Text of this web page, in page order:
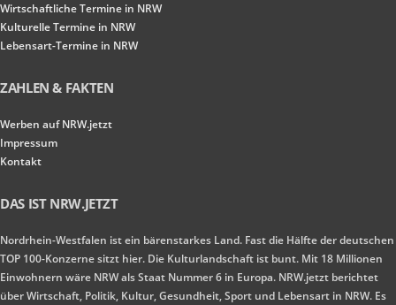
Wirtschaftliche Termine in NRW
Kulturelle Termine in NRW
Lebensart-Termine in NRW
ZAHLEN & FAKTEN
Werben auf NRW.jetzt
Impressum
Kontakt
DAS IST NRW.JETZT
Nordrhein-Westfalen ist ein bärenstarkes Land. Fast die Hälfte der deutschen
TOP 100-Konzerne sitzt hier. Die Kulturlandschaft ist bunt. Mit 18 Millionen
Einwohnern wäre NRW als Staat Nummer 6 in Europa. NRW.jetzt berichtet
über Wirtschaft, Politik, Kultur, Gesundheit, Sport und Lebensart in NRW. Es